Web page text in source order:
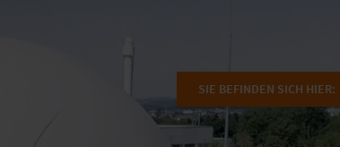
SIE BEFINDEN SICH HIER: